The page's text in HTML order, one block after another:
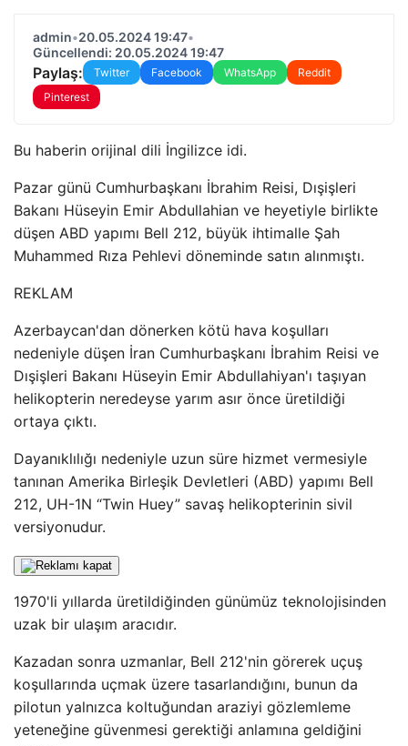
admin•20.05.2024 19:47•
Güncellendi: 20.05.2024 19:47
Paylaş: Twitter Facebook WhatsApp
Reddit
Pinterest
Bu haberin orijinal dili İngilizce idi.
Pazar günü Cumhurbaşkanı İbrahim Reisi, Dışişleri
Bakanı Hüseyin Emir Abdullahian ve heyetiyle birlikte
düşen ABD yapımı Bell 212, büyük ihtimalle Şah
Muhammed Rıza Pehlevi döneminde satın alınmıştı.
REKLAM
Azerbaycan'dan dönerken kötü hava koşulları
nedeniyle düşen İran Cumhurbaşkanı İbrahim Reisi ve
Dışişleri Bakanı Hüseyin Emir Abdullahiyan'ı taşıyan
helikopterin neredeyse yarım asır önce üretildiği
ortaya çıktı.
Dayanıklılığı nedeniyle uzun süre hizmet vermesiyle
tanınan Amerika Birleşik Devletleri (ABD) yapımı Bell
212, UH-1N “Twin Huey” savaş helikopterinin sivil
versiyonudur.
1970'li yıllarda üretildiğinden günümüz teknolojisinden
uzak bir ulaşım aracıdır.
Kazadan sonra uzmanlar, Bell 212'nin görerek uçuş
koşullarında uçmak üzere tasarlandığını, bunun da
pilotun yalnızca koltuğundan araziyi gözlemleme
yeteneğine güvenmesi gerektiği anlamına geldiğini